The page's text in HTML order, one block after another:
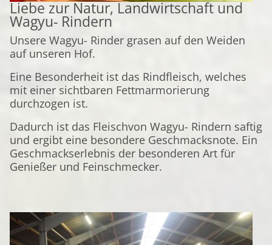
Liebe zur Natur, Landwirtschaft und
Wagyu- Rindern
Unsere Wagyu- Rinder grasen auf den Weiden
auf unseren Hof.
Eine Besonderheit ist das Rindfleisch, welches
mit einer sichtbaren Fettmarmorierung
durchzogen ist.
Dadurch ist das Fleischvon Wagyu- Rindern saftig
und ergibt eine besondere Geschmacksnote. Ein
Geschmackserlebnis der besonderen Art für
Genießer und Feinschmecker.